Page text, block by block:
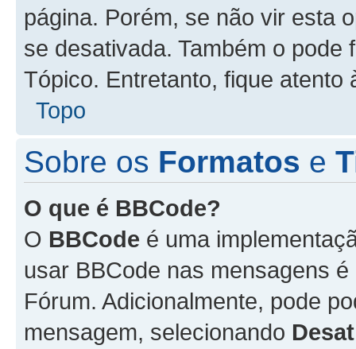
página. Porém, se não vir esta
se desativada. Também o
Tópico. Entretanto, fique atento
Topo
Sobre os Formatos e
O que é BBCode?
O BBCode é uma
usar BBCode nas mensagens
Fórum. Adicionalmente, pode
mensagem, selecionando